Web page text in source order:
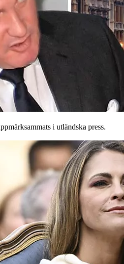
i utländska press.